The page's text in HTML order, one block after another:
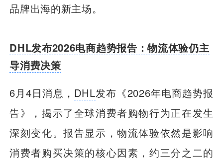
品牌出海的新主场。
DHL发布2026电商趋势报告：物流体验仍主
导消费决策
6月4日消息， DHL发布《2026年电商趋势报
告》，揭示了全球消费者购物行为正在发生
深刻变化。报告显示，物流体验依然是影响
消费者购买决策的核心因素，约三分之二的